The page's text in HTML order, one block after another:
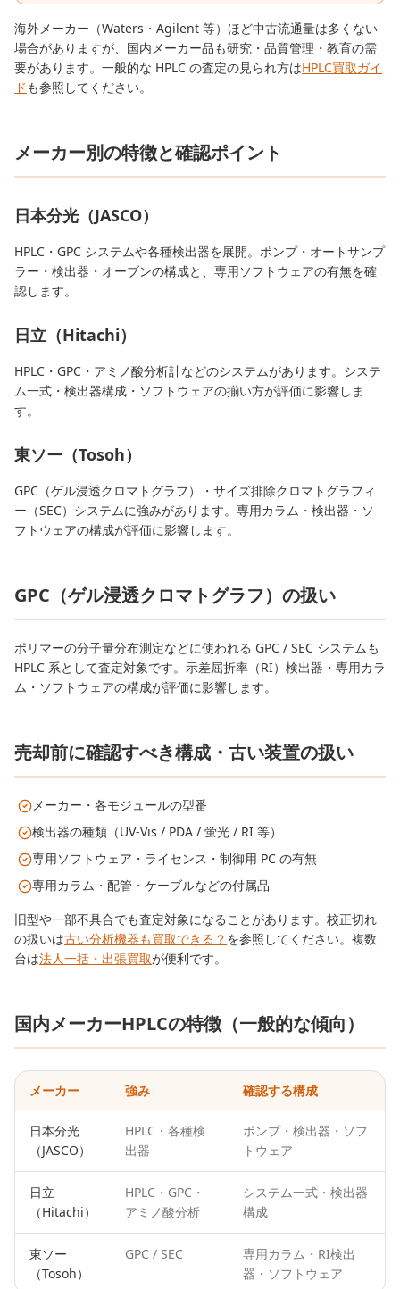
海外メーカー（Waters・Agilent 等）ほど中古流通量は多くない
場合がありますが、国内メーカー品も研究・品質管理・教育の需
要があります。一般的な HPLC の査定の見られ方はHPLC買取ガイ
ド も参照してください。
メーカー別の特徴と確認ポイント
日本分光（JASCO）
HPLC・GPC システムや各種検出器を展開。ポンプ・オートサンプ
ラー・検出器・オーブンの構成と、専用ソフトウェアの有無を確
認します。
日立（Hitachi）
HPLC・GPC・アミノ酸分析計などのシステムがあります。システ
ム一式・検出器構成・ソフトウェアの揃い方が評価に影響しま
す。
東ソー（Tosoh）
GPC（ゲル浸透クロマトグラフ）・サイズ排除クロマトグラフィ
ー（SEC）システムに強みがあります。専用カラム・検出器・ソ
フトウェアの構成が評価に影響します。
GPC（ゲル浸透クロマトグラフ）の扱い
ポリマーの分子量分布測定などに使われる GPC / SEC システムも
HPLC 系として査定対象です。示差屈折率（RI）検出器・専用カラ
ム・ソフトウェアの構成が評価に影響します。
売却前に確認すべき構成・古い装置の扱い
メーカー・各モジュールの型番
検出器の種類（UV-Vis / PDA / 蛍光 / RI 等）
専用ソフトウェア・ライセンス・制御用 PC の有無
専用カラム・配管・ケーブルなどの付属品
旧型や一部不具合でも査定対象になることがあります。校正切れ
の扱いは古い分析機器も買取できる？ を参照してください。複数
台は法人一括・出張買取が便利です。
国内メーカーHPLCの特徴（一般的な傾向）
メーカー 強み 確認する構成
日本分光
（JASCO）
HPLC・各種検
出器
ポンプ・検出器・ソフ
トウェア
日立
（Hitachi）
HPLC・GPC・
アミノ酸分析
システム一式・検出器
構成
東ソー
（Tosoh）
GPC / SEC
専用カラム・RI検出
器・ソフトウェア